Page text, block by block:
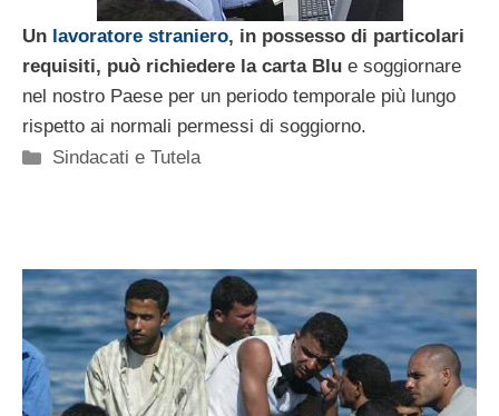
Un lavoratore straniero, in possesso di particolari
requisiti, può richiedere la carta Blu e soggiornare
nel nostro Paese per un periodo temporale più lungo
rispetto ai normali permessi di soggiorno.
Categorie
Sindacati e Tutela